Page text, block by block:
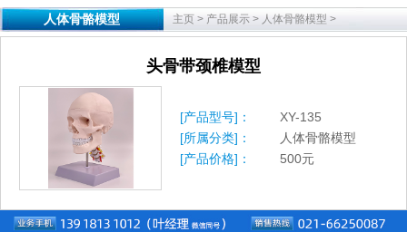
人体骨骼模型 主页 > 产品展示 > 人体骨骼模型 >
头骨带颈椎模型
[产品型号]：
XY-135
[所属分类]：
人体骨骼模型
[产品价格]：
500元